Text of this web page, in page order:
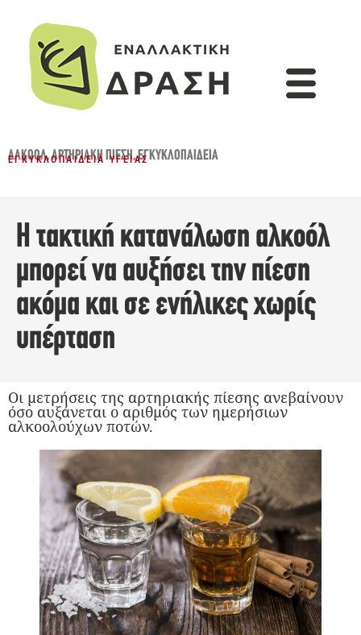
ΑΛΚΟΌΛ,ΑΡΤΗΡΙΑΚΉ ΠΊΕΣΗ,ΕΓΚΥΚΛΟΠΑΙΔΕΙΑ
ΕΓΚΥΚΛΟΠΑΊΔΕΙΑ ΥΓΕΊΑΣ
Η τακτική κατανάλωση αλκοόλ
μπορεί να αυξήσει την πίεση
ακόμα και σε ενήλικες χωρίς
υπέρταση
Οι μετρήσεις της αρτηριακής πίεσης ανεβαίνουν
όσο αυξάνεται ο αριθμός των ημερήσιων
αλκοολούχων ποτών.